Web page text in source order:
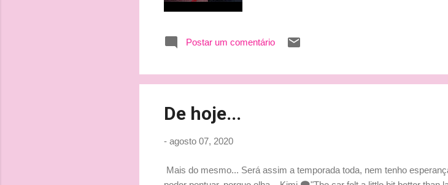
Postar um comentário
De hoje...
- agosto 07, 2020
Mais do mesmo... Será assim a temporada toda, nem tenho